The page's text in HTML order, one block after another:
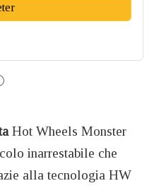
Hot Wheels Monster
inarrestabile che
alla tecnologia HW